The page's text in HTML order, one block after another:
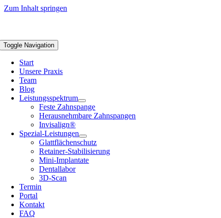
Zum Inhalt springen
Toggle Navigation
Start
Unsere Praxis
Team
Blog
Leistungsspektrum
Feste Zahnspange
Herausnehmbare Zahnspangen
Invisalign®
Spezial-Leistungen
Glattflächenschutz
Retainer-Stabilisierung
Mini-Implantate
Dentallabor
3D-Scan
Termin
Portal
Kontakt
FAQ